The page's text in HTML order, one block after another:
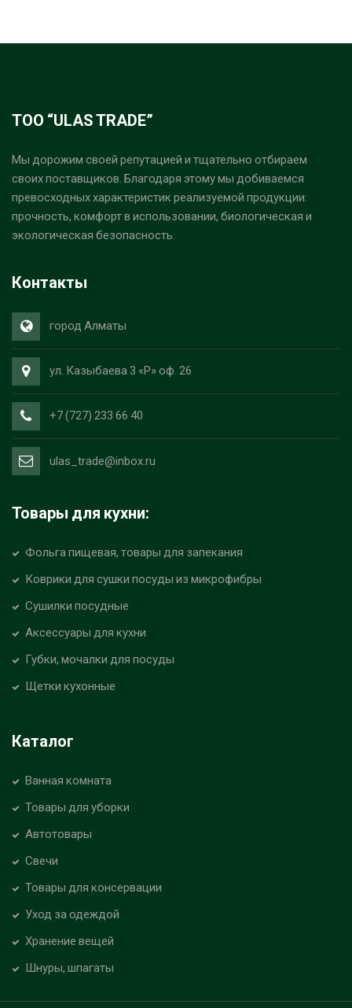
ТОО “ULAS TRADE”
Мы дорожим своей репутацией и тщательно отбираем
своих поставщиков. Благодаря этому мы добиваемся
превосходных характеристик реализуемой продукции:
прочность, комфорт в использовании, биологическая и
экологическая безопасность.
Контакты
город Алматы
ул. Казыбаева 3 «Р» оф. 26
+7 (727) 233 66 40
ulas_trade@inbox.ru
Товары для кухни:
Фольга пищевая, товары для запекания
Коврики для сушки посуды из микрофибры
Сушилки посудные
Аксессуары для кухни
Губки, мочалки для посуды
Щетки кухонные
Каталог
Ванная комната
Товары для уборки
Автотовары
Свечи
Товары для консервации
Уход за одеждой
Хранение вещей
Шнуры, шпагаты